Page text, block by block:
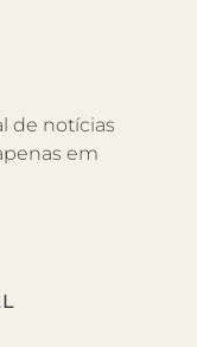
de notícias
em